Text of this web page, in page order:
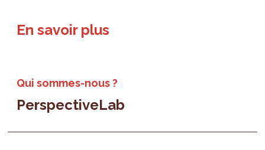
En savoir plus
Qui sommes-nous ?
PerspectiveLab